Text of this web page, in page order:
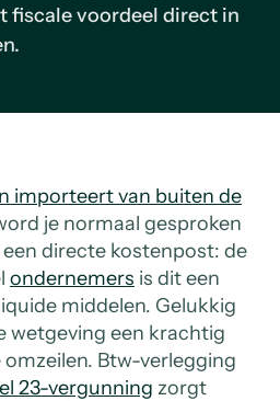
fiscale voordeel direct in
importeert van buiten de
je normaal gesproken
directe kostenpost: de
ondernemers is dit een
middelen. Gelukkig
wetgeving een krachtig
Btw-verlegging
23-vergunning zorgt